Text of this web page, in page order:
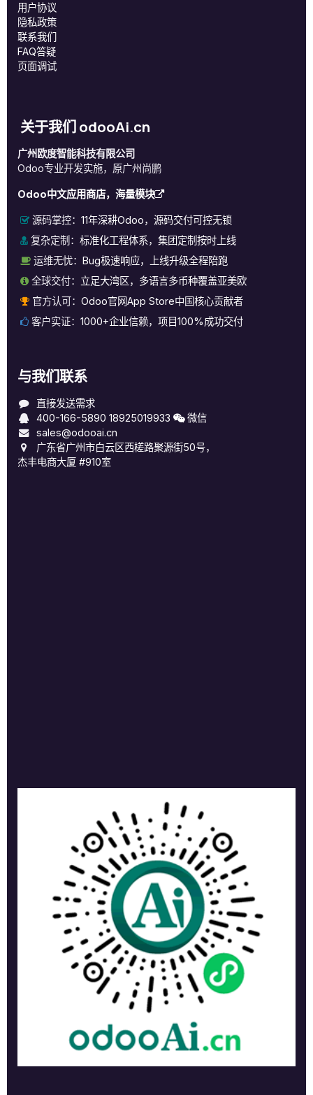
用户协议
‎隐私政策‎
联系我们
FAQ答疑
页面调试
关于我们 odooAi.cn
广州欧度智能科技有限公司
Odoo专业开发实施，原广州尚鹏
Odoo中文应用商店，海量模块
源码掌控： 11年深耕Odoo，源码交付可控无锁
复杂定制： 标准化工程体系，集团定制按时上线
运维无忧：
Bug极速响应，上线升级全程陪跑
全球交付： 立足大湾区，多语言多币种覆盖亚美欧
官方认可： Odoo官网App Store中国核心贡献者
客户实证： 1000+企业信赖，项目100%成功交付
与我们联系
直接发送需求
400-166-5890 18925019933
微信
sales@odooai.cn
广东省广州市白云区西槎路聚源街50号，
杰丰电商大厦 #910室